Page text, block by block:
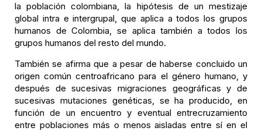
la población colombiana, la hipótesis de un mestizaje
global intra e intergrupal, que aplica a todos los grupos
humanos de Colombia, se aplica también a todos los
grupos humanos del resto del mundo.
También se afirma que a pesar de haberse concluido un
origen común centroafricano para el género humano, y
después de sucesivas migraciones geográficas y de
sucesivas mutaciones genéticas, se ha producido, en
función de un encuentro y eventual entrecruzamiento
entre poblaciones más o menos aisladas entre sí en el